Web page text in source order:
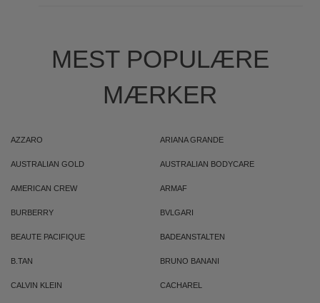
MEST POPULÆRE
MÆRKER
AZZARO ARIANA GRANDE
AUSTRALIAN GOLD AUSTRALIAN BODYCARE
AMERICAN CREW ARMAF
BURBERRY BVLGARI
BEAUTE PACIFIQUE BADEANSTALTEN
B.TAN BRUNO BANANI
CALVIN KLEIN CACHAREL